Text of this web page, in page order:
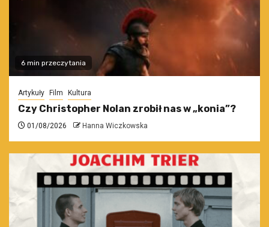
6 min przeczytania
Artykuły Film Kultura
Czy Christopher Nolan zrobił nas w „konia”?
01/08/2026 Hanna Wiczkowska